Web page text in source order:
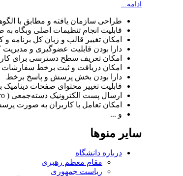
ادامه...
طراحی سازمان یافته و مطابق با
قابلیت انجام تنظیمات اصلی وبگاه
امکان تغییر قالب و زبان کل برنامه
دارا بودن قابلیت عضوگیری و مدیریت
امکان تعریف سطح دسترسی برای
امکان دریافت و ثبت برخط
دارا بودن بخش پرسش و پاسخ برخط
قابلیت تغییر محتوای صفحات
ارسال پست الکترونیک دسته‌جمعی ( eMailer Pro )
امکان تعامل با کاربران به صورت
و ...
سایر منوها
درباره دانشگاه
مقام معظم رهبری
ریاست جمهوری